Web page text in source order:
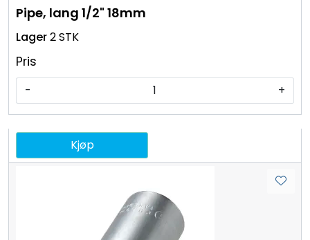
Pipe, lang 1/2" 18mm
2 STK
Pris
- +
Kjøp